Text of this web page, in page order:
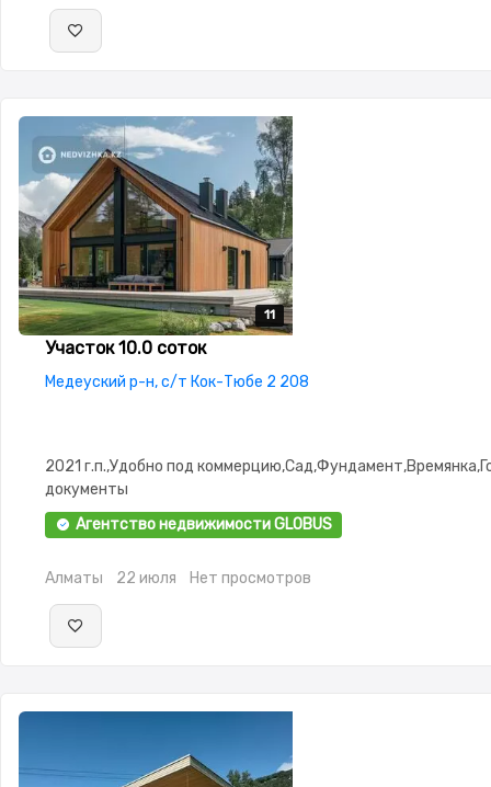
11
11
11
11
11
Участок 10.0 соток
Медеуский р-н, с/т Кок-Тюбе 2 208
2021 г.п.,Удобно под
документы
Агентство недвижимости GLOBUS
Алматы 22 июля Нет просмотров